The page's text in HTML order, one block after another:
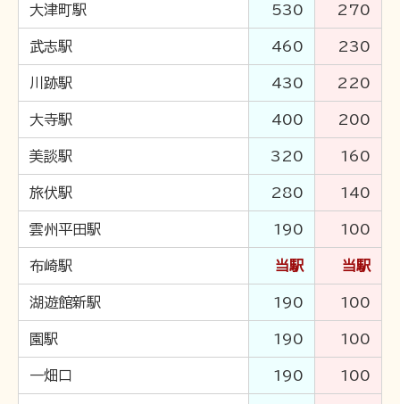
時刻･運賃･お忘れ物等のお問い合わせ
TEL 0852-21-2429
雲州平田駅 TEL 0852-21-2429
川跡駅 TEL 0852-21-2429
電鉄出雲市駅 TEL 0852-21-2429
出雲大社前駅 TEL 0852-21-2429
団体･貸切･イベント･取材等のお問い合わせ
大津町駅 530 270
武志駅 460 230
川跡駅 430 220
大寺駅 400 200
美談駅 320 160
旅伏駅 280 140
雲州平田駅 190 100
布崎駅 当駅 当駅
湖遊館新駅 190 100
園駅 190 100
一畑口 190 100